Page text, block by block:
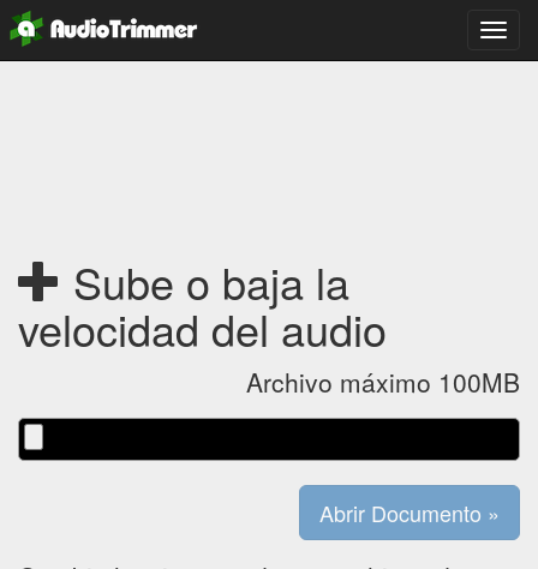
Sube o baja la
velocidad del audio
Archivo máximo 100MB